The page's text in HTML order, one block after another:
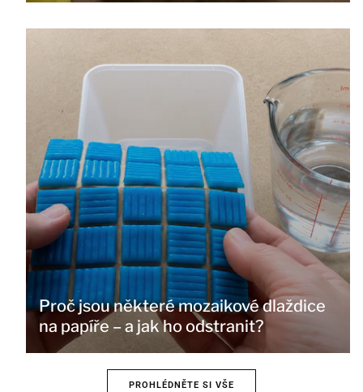
Proč jsou některé mozaikové dlaždice
na papíře – a jak ho odstranit?
PROHLÉDNĚTE SI VŠE